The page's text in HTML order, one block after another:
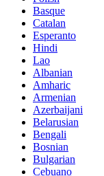
Basque
Catalan
Esperanto
Hindi
Lao
Albanian
Amharic
Armenian
Azerbaijani
Belarusian
Bengali
Bosnian
Bulgarian
Cebuano